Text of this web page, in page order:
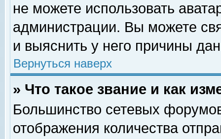
не можете использовать
администрации. Вы можете
и выяснить у него причины
Вернуться наверх
» Что такое звание и как
Большинство сетевых
отображения количества